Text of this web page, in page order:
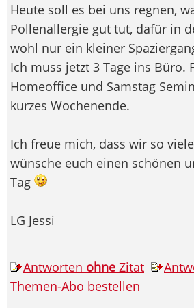
Heute soll es bei uns regnen,
Pollenallergie gut tut, dafür in
wohl nur ein kleiner
Ich muss jetzt 3 Tage ins Büro.
Homeoffice und Samstag
kurzes Wochenende.
Ich freue mich, dass wir so
wünsche euch einen schönen
Tag
LG Jessi
Antworten ohne Zitat
Themen-Abo bestellen